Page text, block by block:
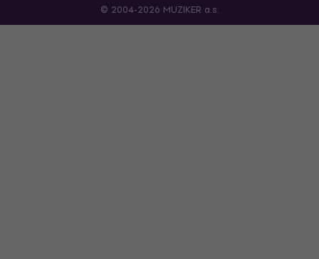
© 2004-2026 MUZIKER a.s.